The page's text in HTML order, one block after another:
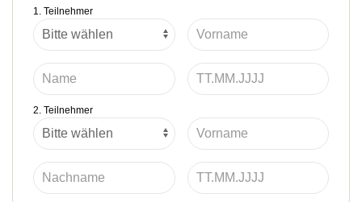
1. Teilnehmer
2. Teilnehmer